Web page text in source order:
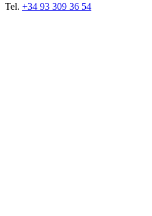
Tel. +34 93 309 36 54